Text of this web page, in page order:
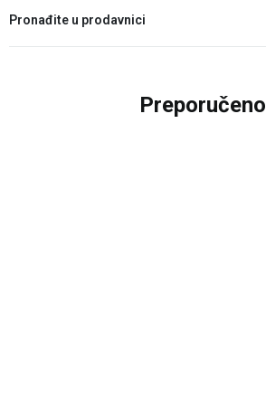
Pronađite u prodavnici
Preporučeno